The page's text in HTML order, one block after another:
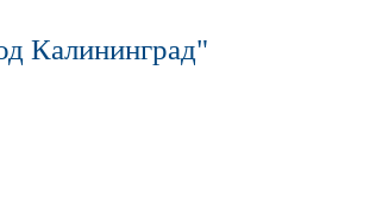
Калининград"